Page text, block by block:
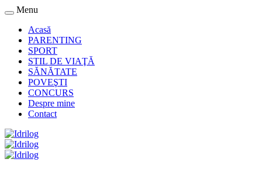
Menu
Acasă
PARENTING
SPORT
STIL DE VIAŢĂ
SĂNĂTATE
POVEŞTI
CONCURS
Despre mine
Contact